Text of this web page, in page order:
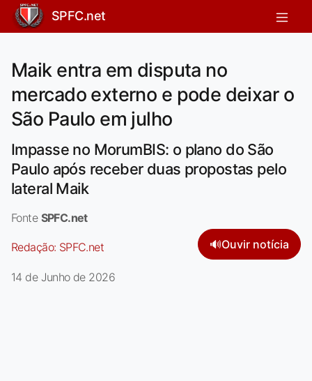
SPFC.net
Maik entra em disputa no
mercado externo e pode deixar o
São Paulo em julho
Impasse no MorumBIS: o plano do São
Paulo após receber duas propostas pelo
lateral Maik
Fonte SPFC.net
Redação: SPFC.net 🔊Ouvir notícia
14 de Junho de 2026